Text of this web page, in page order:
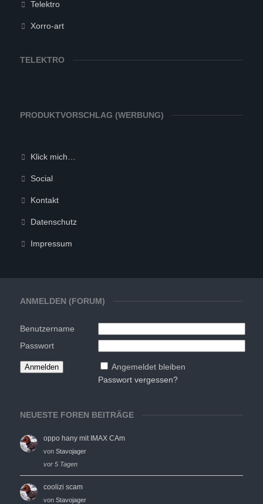
ANMELDEN (FORUM)
Benutzername
Passwort
Angemeldet bleiben
Passwort vergessen?
NEUESTE FOREN BEITRÄGE
oppo hany mit IMAX CAm
von Stavojager
vor 5 Tagen
coolizi scam
von Stavojager
Telektro
Xorro-art
TELEKTRO
PRODUKTVORSCHLAG (WERBUNG)
Klick mich…
Social
Kontakt
Datenschutz
Impressum